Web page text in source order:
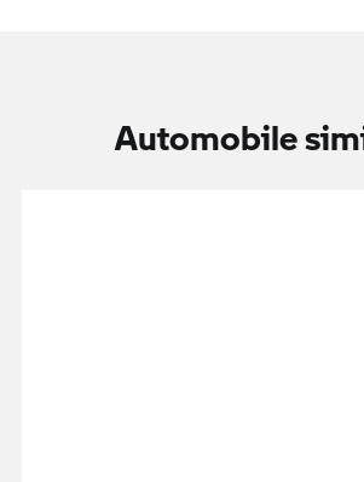
Automobile